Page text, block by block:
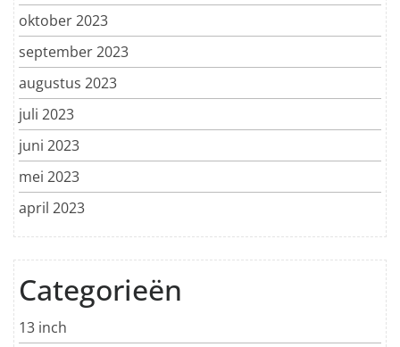
oktober 2023
september 2023
augustus 2023
juli 2023
juni 2023
mei 2023
april 2023
Categorieën
13 inch